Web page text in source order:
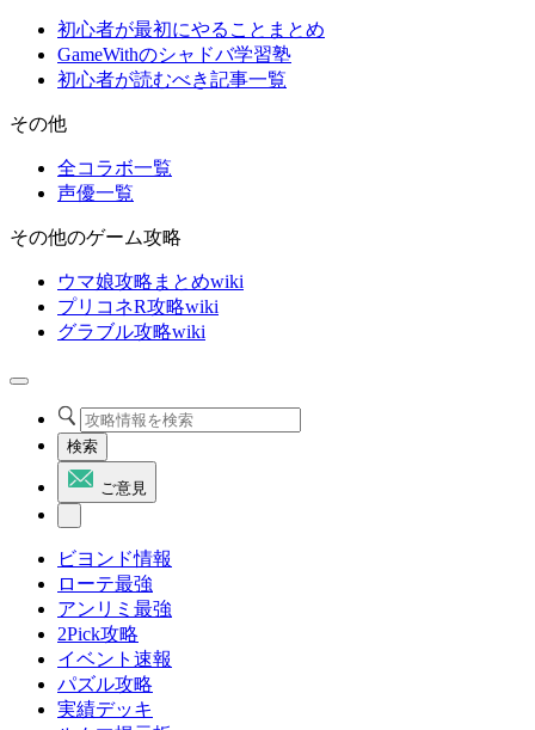
初心者が最初にやることまとめ
GameWithのシャドバ学習塾
初心者が読むべき記事一覧
その他
全コラボ一覧
声優一覧
その他のゲーム攻略
ウマ娘攻略まとめwiki
プリコネR攻略wiki
グラブル攻略wiki
検索
ご意見
ビヨンド情報
ローテ最強
アンリミ最強
2Pick攻略
イベント速報
パズル攻略
実績デッキ